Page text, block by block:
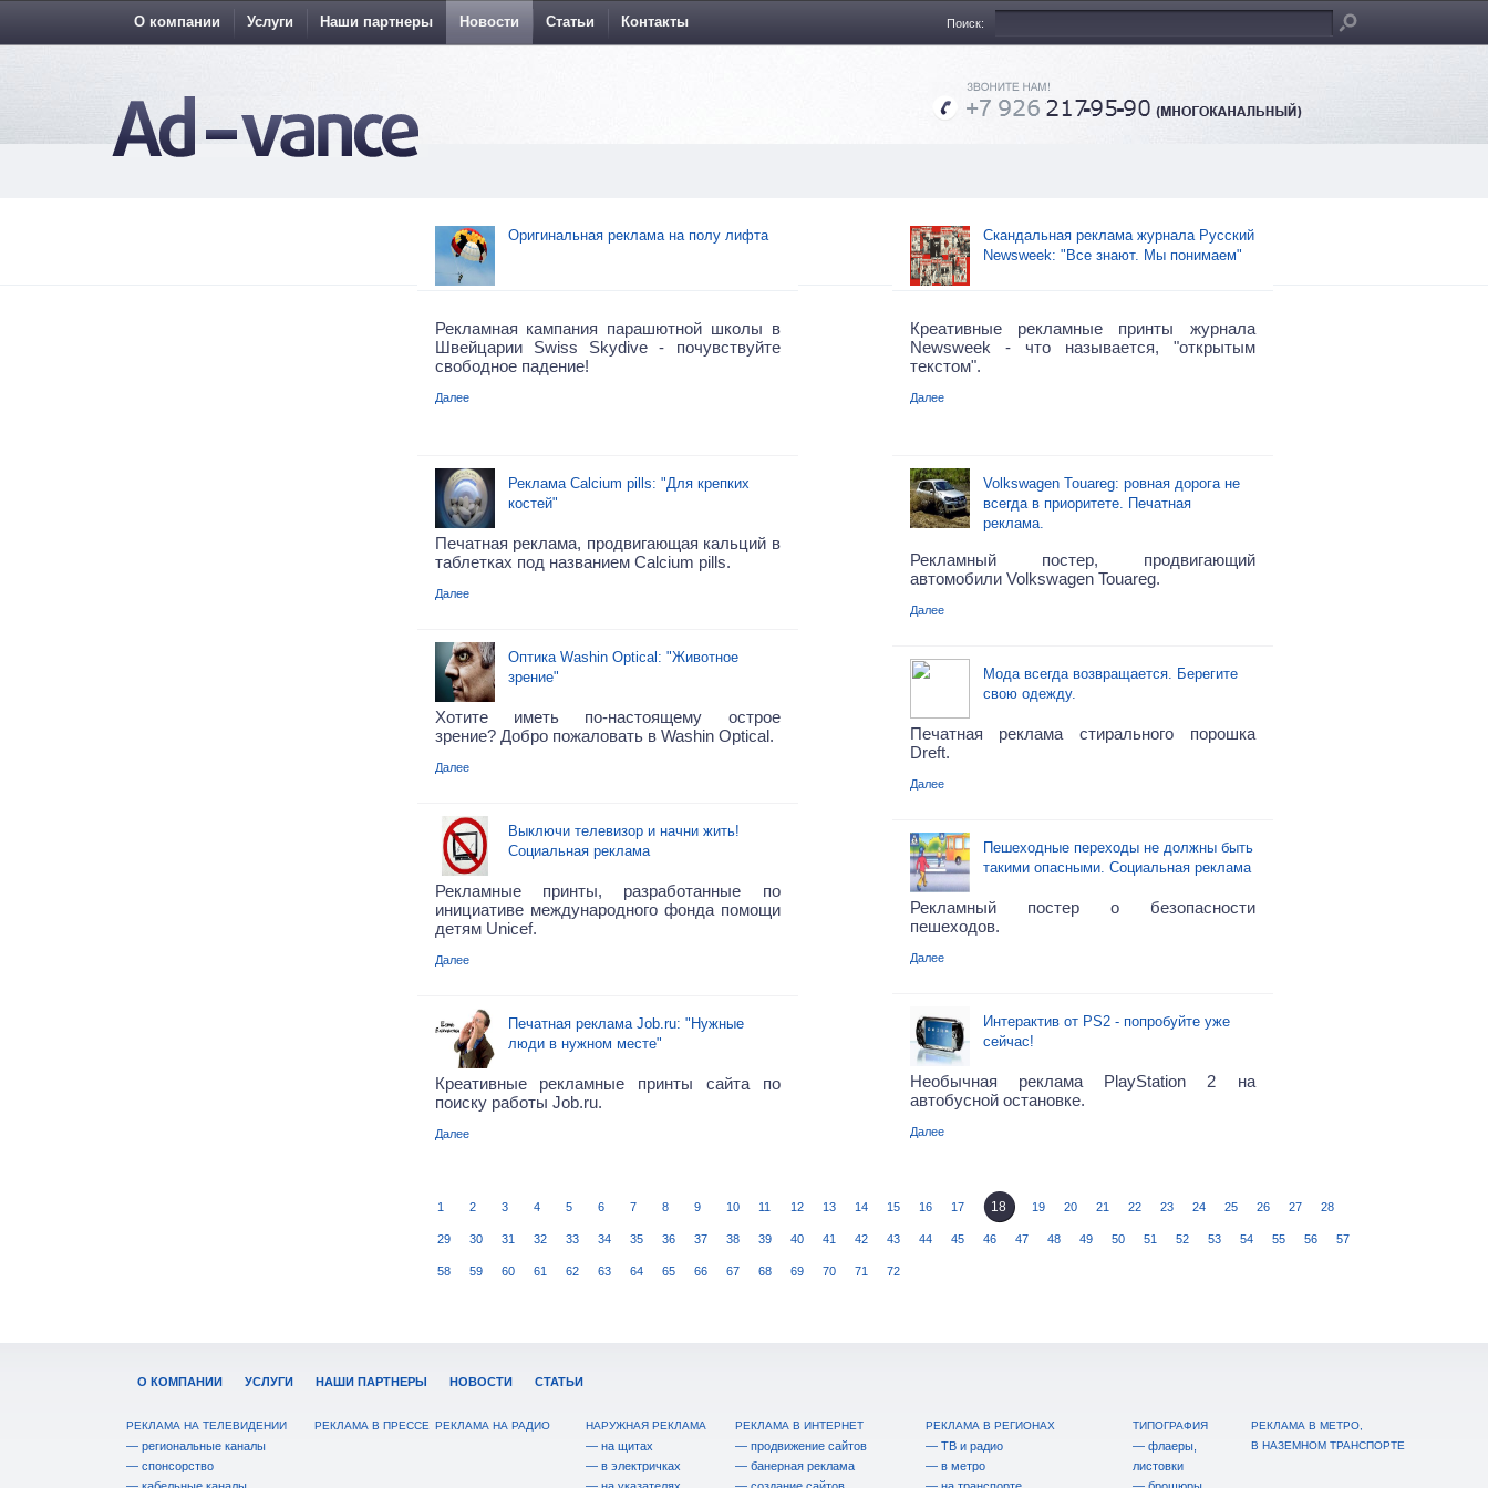
О компании Услуги Наши партнеры Новости Статьи Контакты Поиск:
Оригинальная реклама на полу лифта
Рекламная кампания парашютной школы в
Швейцарии Swiss Skydivе - почувствуйте
свободное падение!
Далее
Реклама Calcium pills: "Для крепких
костей"
Печатная реклама, продвигающая кальций в
таблетках под названием Calcium pills.
Далее
Оптика Washin Optical: "Животное
зрение"
Хотите иметь по-настоящему острое
зрение? Добро пожаловать в Washin Optical.
Далее
Выключи телевизор и начни жить!
Социальная реклама
Рекламные принты, разработанные по
инициативе международного фонда помощи
детям Unicef.
Далее
Печатная реклама Job.ru: "Нужные
люди в нужном месте"
Креативные рекламные принты сайта по
поиску работы Job.ru.
Далее
Скандальная реклама журнала Русский
Newsweek: "Все знают. Мы понимаем"
Креативные рекламные принты журнала
Newsweek - что называется, "открытым
текстом".
Далее
Volkswagen Touareg: ровная дорога не
всегда в приоритете. Печатная
реклама.
Рекламный постер, продвигающий
автомобили Volkswagen Touareg.
Далее
Мода всегда возвращается. Берегите
свою одежду.
Печатная реклама стирального порошка
Dreft.
Далее
Пешеходные переходы не должны быть
такими опасными. Социальная реклама
Рекламный постер о безопасности
пешеходов.
Далее
Интерактив от PS2 - попробуйте уже
сейчас!
Необычная реклама PlayStation 2 на
автобусной остановке.
Далее
1 2 3 4 5 6 7 8 9 10 11 12 13 14 15 16 17 18 19 20 21 22 23 24 25 26 27 28
29 30 31 32 33 34 35 36 37 38 39 40 41 42 43 44 45 46 47 48 49 50 51 52 53 54 55 56 57
58 59 60 61 62 63 64 65 66 67 68 69 70 71 72
О КОМПАНИИ УСЛУГИ НАШИ ПАРТНЕРЫ НОВОСТИ СТАТЬИ
РЕКЛАМА НА ТЕЛЕВИДЕНИИ
— региональные каналы
— спонсорство
РЕКЛАМА В ПРЕССЕ РЕКЛАМА НА РАДИО НАРУЖНАЯ РЕКЛАМА
— на щитах
— в электричках
РЕКЛАМА В ИНТЕРНЕТ
— продвижение сайтов
— банерная реклама
РЕКЛАМА В РЕГИОНАХ
— ТВ и радио
— в метро
ТИПОГРАФИЯ
— флаеры,
листовки
РЕКЛАМА В МЕТРО,
В НАЗЕМНОМ ТРАНСПОРТЕ